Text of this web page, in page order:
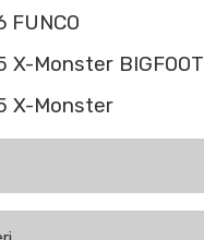
FUNCO
X-Monster BIGFOOT
X-Monster